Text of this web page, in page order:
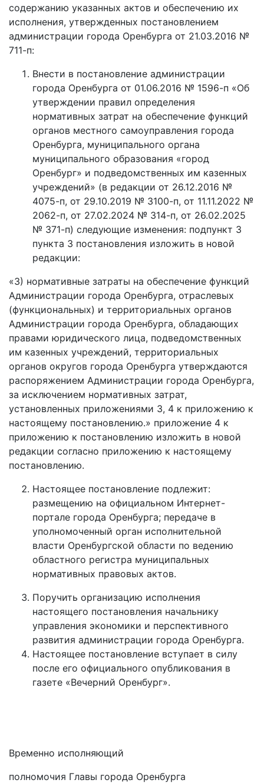
содержанию указанных актов и обеспечению их
исполнения, утвержденных постановлением
администрации города Оренбурга от 21.03.2016 №
711-п:
Внести в постановление администрации
города Оренбурга от 01.06.2016 № 1596-п «Об
утверждении правил определения
нормативных затрат на обеспечение функций
органов местного самоуправления города
Оренбурга, муниципального органа
муниципального образования «город
Оренбург» и подведомственных им казенных
учреждений» (в редакции от 26.12.2016 №
4075-п, от 29.10.2019 № 3100-п, от 11.11.2022 №
2062-п, от 27.02.2024 № 314-п, от 26.02.2025
№ 371-п) следующие изменения: подпункт 3
пункта 3 постановления изложить в новой
редакции:
«3) нормативные затраты на обеспечение функций
Администрации города Оренбурга, отраслевых
(функциональных) и территориальных органов
Администрации города Оренбурга, обладающих
правами юридического лица, подведомственных
им казенных учреждений, территориальных
органов округов города Оренбурга утверждаются
распоряжением Администрации города Оренбурга,
за исключением нормативных затрат,
установленных приложениями 3, 4 к приложению к
настоящему постановлению.» приложение 4 к
приложению к постановлению изложить в новой
редакции согласно приложению к настоящему
постановлению.
Настоящее постановление подлежит:
размещению на официальном Интернет-
портале города Оренбурга; передаче в
уполномоченный орган исполнительной
власти Оренбургской области по ведению
областного регистра муниципальных
нормативных правовых актов.
Поручить организацию исполнения
настоящего постановления начальнику
управления экономики и перспективного
развития администрации города Оренбурга.
Настоящее постановление вступает в силу
после его официального опубликования в
газете «Вечерний Оренбург».
Временно исполняющий
полномочия Главы города Оренбурга